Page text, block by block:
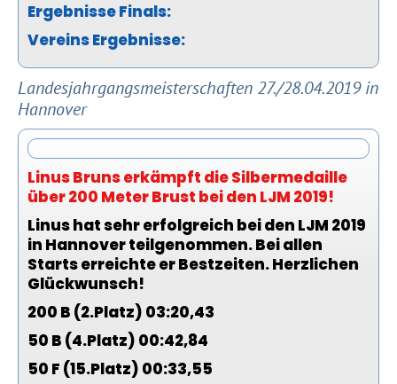
Ergebnisse Finals:
Vereins Ergebnisse:
Landesjahrgangsmeisterschaften 27./28.04.2019 in
Hannover
Linus Bruns erkämpft die Silbermedaille
über 200 Meter Brust bei den LJM 2019!
Linus hat sehr erfolgreich bei den LJM 2019
in Hannover teilgenommen. Bei allen
Starts erreichte er Bestzeiten. Herzlichen
Glückwunsch!
200 B (2.Platz) 03:20,43
50 B (4.Platz) 00:42,84
50 F (15.Platz) 00:33,55